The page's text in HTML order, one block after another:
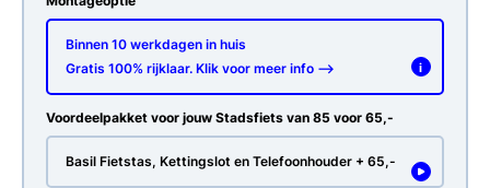
Binnen 10 werkdagen in huis
Gratis 100% rijklaar. Klik voor meer info -->
i
Voordeelpakket voor jouw Stadsfiets van 85 voor 65,-
Basil Fietstas, Kettingslot en Telefoonhouder + 65,-